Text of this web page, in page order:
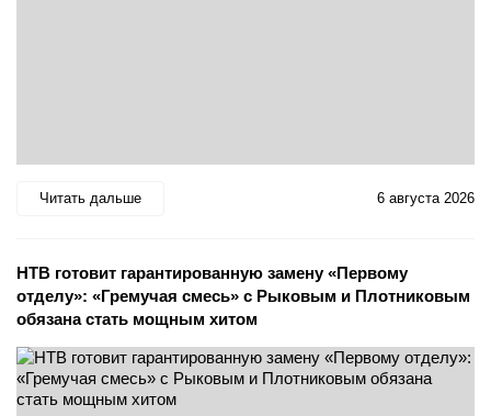
Читать дальше 6 августа 2026
НТВ готовит гарантированную замену «Первому
отделу»: «Гремучая смесь» с Рыковым и Плотниковым
обязана стать мощным хитом